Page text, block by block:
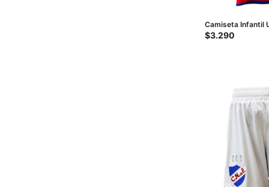
Camiseta Infantil
Away 1 - Rojo -
$3.290